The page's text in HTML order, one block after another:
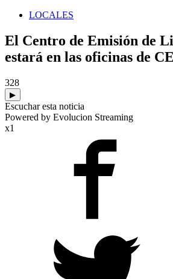
LOCALES
El Centro de Emisión de
estará en las oficinas de
328
▶
Escuchar esta noticia
Powered by Evolucion Streaming
x1